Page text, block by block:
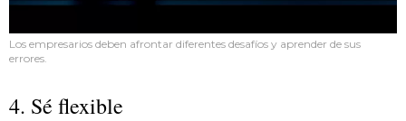
Los empresarios deben afrontar diferentes desafíos y aprender de sus
errores.
4. Sé flexible